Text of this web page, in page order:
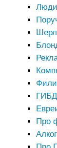
Люди
Про